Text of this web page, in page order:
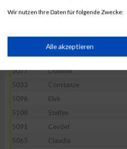
5079
Besfort
Stefan
5112
Charlene
5077
Dominik
5033
Constanze
5096
Elvir
5108
Steffen
5091
Cevdet
5065
Claudia
Wir nutzen Ihre Daten für folgende Zwecke:
Speichern von oder Zugriff auf
Verwendung reduzierter Daten
Verwendung von Profilen zur
Alle akzeptieren